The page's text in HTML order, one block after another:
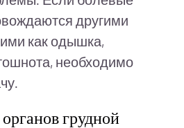
другими
как одышка,
необходимо
грудной